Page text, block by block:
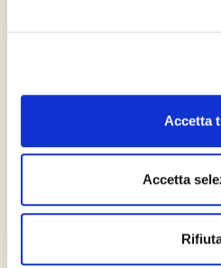
Accetta
Accetta